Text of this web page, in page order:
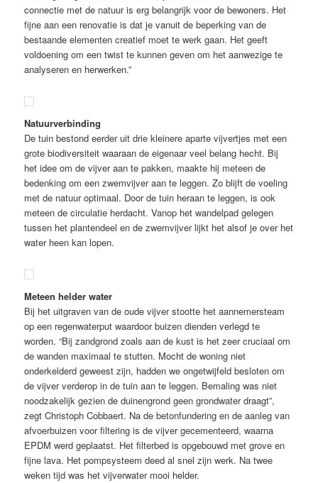
connectie met de natuur is erg belangrijk voor de bewoners. Het
fijne aan een renovatie is dat je vanuit de beperking van de
bestaande elementen creatief moet te werk gaan. Het geeft
voldoening om een twist te kunnen geven om het aanwezige te
analyseren en herwerken.”
Natuurverbinding
De tuin bestond eerder uit drie kleinere aparte vijvertjes met een
grote biodiversiteit waaraan de eigenaar veel belang hecht. Bij
het idee om de vijver aan te pakken, maakte hij meteen de
bedenking om een zwemvijver aan te leggen. Zo blijft de voeling
met de natuur optimaal. Door de tuin heraan te leggen, is ook
meteen de circulatie herdacht. Vanop het wandelpad gelegen
tussen het plantendeel en de zwemvijver lijkt het alsof je over het
water heen kan lopen.
Meteen helder water
Bij het uitgraven van de oude vijver stootte het aannemersteam
op een regenwaterput waardoor buizen dienden verlegd te
worden. “Bij zandgrond zoals aan de kust is het zeer cruciaal om
de wanden maximaal te stutten. Mocht de woning niet
onderkelderd geweest zijn, hadden we ongetwijfeld besloten om
de vijver verderop in de tuin aan te leggen. Bemaling was niet
noodzakelijk gezien de duinengrond geen grondwater draagt”,
zegt Christoph Cobbaert. Na de betonfundering en de aanleg van
afvoerbuizen voor filtering is de vijver gecementeerd, waarna
EPDM werd geplaatst. Het filterbed is opgebouwd met grove en
fijne lava. Het pompsysteem deed al snel zijn werk. Na twee
weken tijd was het vijverwater mooi helder.